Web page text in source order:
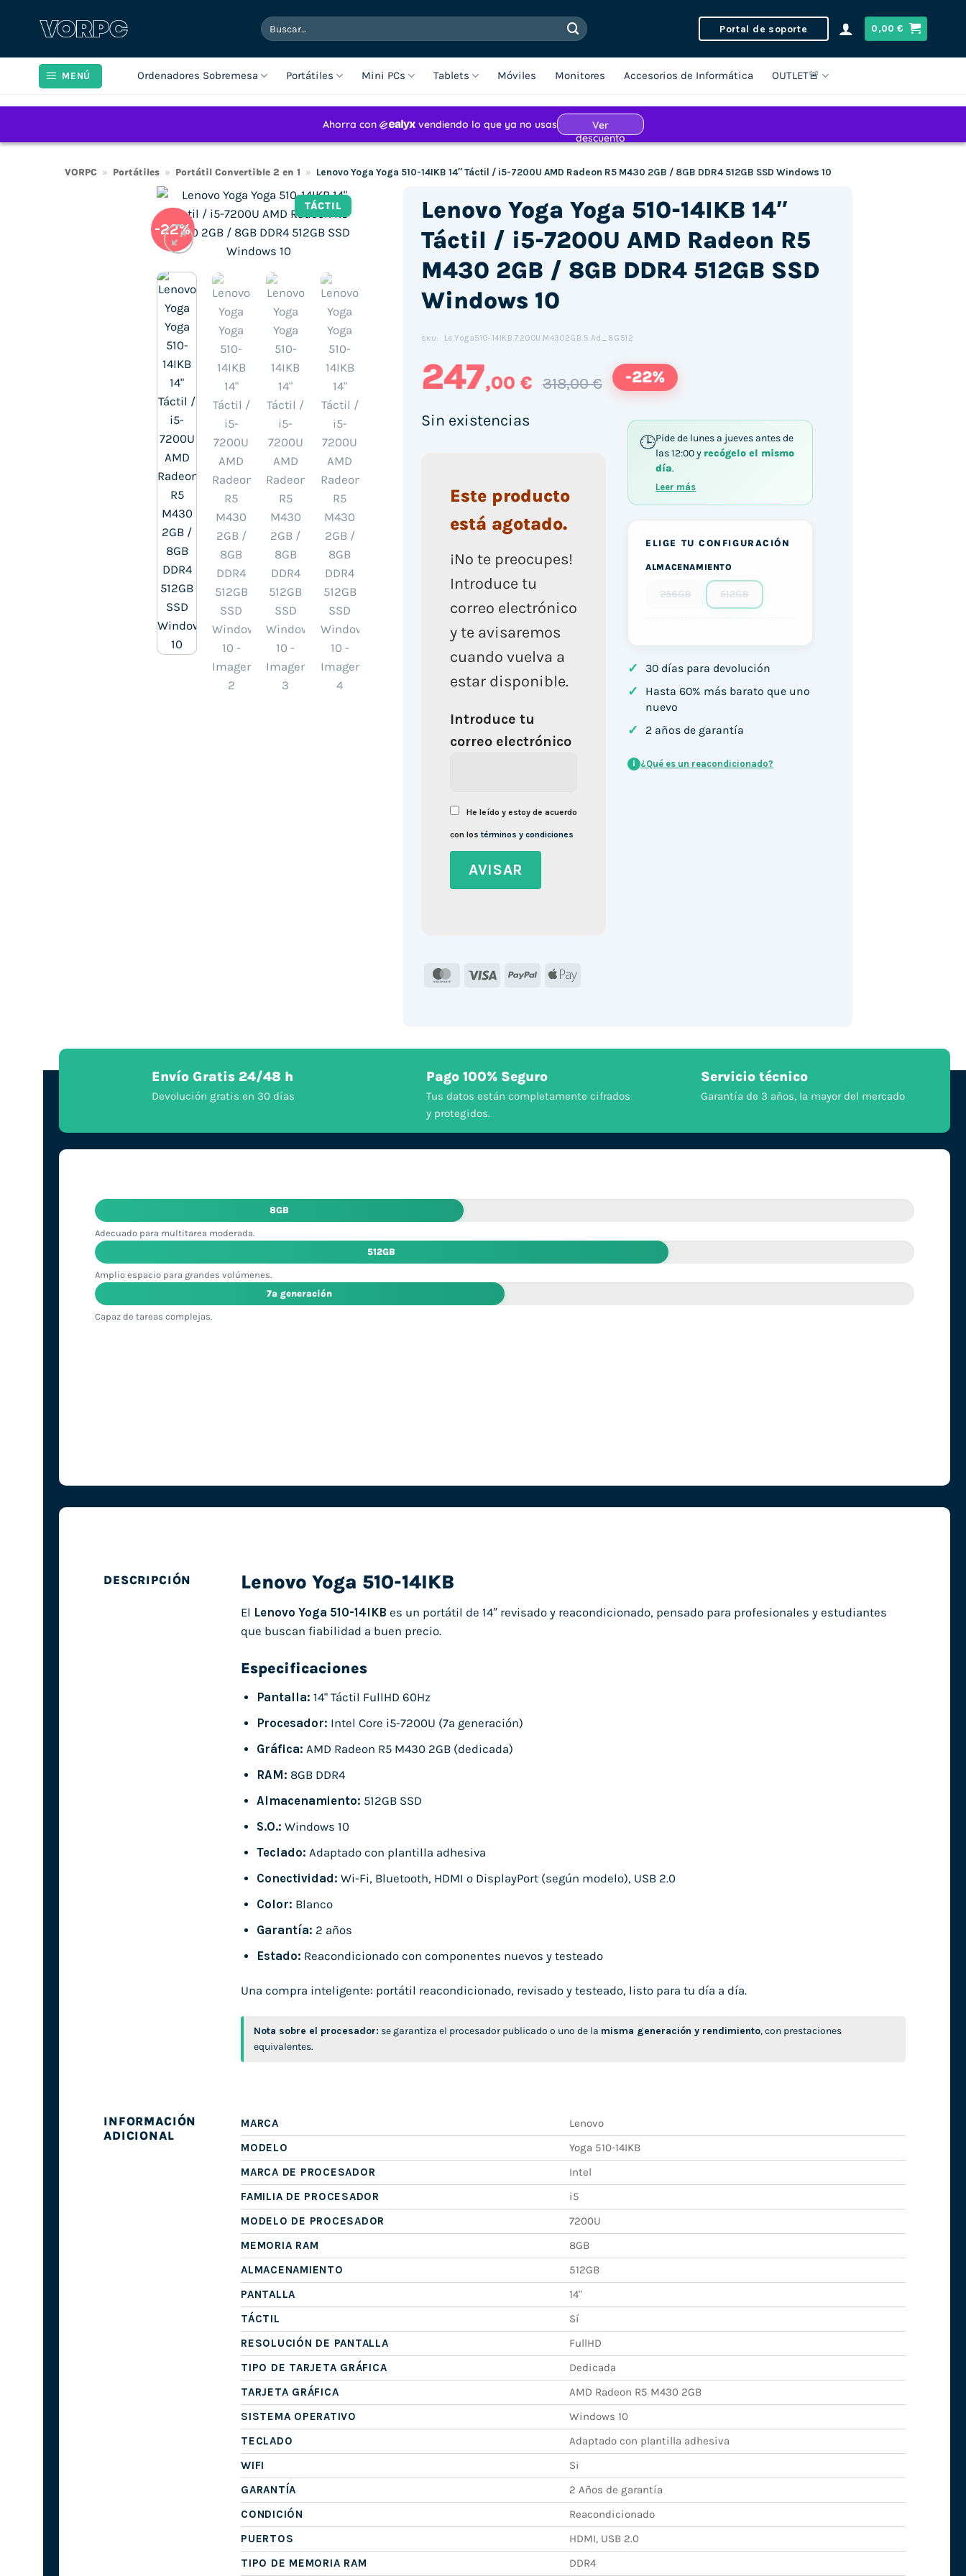
Buscar
por:
Portal de soporte 0,00€
MENÚ Ordenadores Sobremesa Portátiles Mini PCs Tablets Móviles Monitores Accesorios de Informática OUTLET🚨
VORPC » Portátiles » Portátil Convertible 2 en 1 » Lenovo Yoga Yoga 510-14IKB 14″ Táctil / i5-7200U AMD Radeon R5 M430 2GB / 8GB DDR4 512GB SSD Windows 10
TÁCTIL
-22%
Lenovo Yoga Yoga 510-14IKB 14″
Táctil / i5-7200U AMD Radeon R5
M430 2GB / 8GB DDR4 512GB SSD
Windows 10
SKU: Le.Yoga510-14IKB.7200U.M4302GB.S.Ad_8G512
247,00 € 318,00 € -22%
Sin existencias
Este producto
está agotado.
¡No te preocupes!
Introduce tu
correo electrónico
y te avisaremos
cuando vuelva a
estar disponible.
Introduce tu
correo electrónico
He leído y estoy de acuerdo
con lostérminos y condiciones
MasterCard
Visa PayPal Apple
Pide de lunes a jueves antes de
las 12:00 y recógelo el mismo
día.
Leer más
ELIGE TU CONFIGURACIÓN
ALMACENAMIENTO
256GB 512GB
✓ 30 días para devolución
✓
Hasta 60% más barato que uno
nuevo
✓ 2 años de garantía
i ¿Qué es un reacondicionado?
Envío Gratis 24/48 h
Devolución gratis en 30 días
Pago 100% Seguro
Tus datos están completamente cifrados
y protegidos.
Servicio técnico
Garantía de 3 años, la mayor del mercado
8GB
Adecuado para multitarea moderada.
512GB
Amplio espacio para grandes volúmenes.
7ª generación
Capaz de tareas complejas.
DESCRIPCIÓN Lenovo Yoga 510-14IKB
El Lenovo Yoga 510-14IKB es un portátil de 14″ revisado y reacondicionado, pensado para profesionales y estudiantes
que buscan fiabilidad a buen precio.
Especificaciones
Pantalla: 14" Táctil FullHD 60Hz
Procesador: Intel Core i5-7200U (7ª generación)
Gráfica: AMD Radeon R5 M430 2GB (dedicada)
RAM: 8GB DDR4
Almacenamiento: 512GB SSD
S.O.: Windows 10
Teclado: Adaptado con plantilla adhesiva
Conectividad: Wi-Fi, Bluetooth, HDMI o DisplayPort (según modelo), USB 2.0
Color: Blanco
Garantía: 2 años
Estado: Reacondicionado con componentes nuevos y testeado
Una compra inteligente: portátil reacondicionado, revisado y testeado, listo para tu día a día.
Nota sobre el procesador: se garantiza el procesador publicado o uno de la misma generación y rendimiento, con prestaciones
equivalentes.
INFORMACIÓN
ADICIONAL
MARCA
Lenovo
MODELO
Yoga 510-14IKB
MARCA DE PROCESADOR
Intel
FAMILIA DE PROCESADOR
i5
MODELO DE PROCESADOR
7200U
MEMORIA RAM
8GB
ALMACENAMIENTO
512GB
PANTALLA
14"
TÁCTIL
Sí
RESOLUCIÓN DE PANTALLA
FullHD
TIPO DE TARJETA GRÁFICA
Dedicada
TARJETA GRÁFICA
AMD Radeon R5 M430 2GB
SISTEMA OPERATIVO
Windows 10
TECLADO
Adaptado con plantilla adhesiva
WIFI
Si
GARANTÍA
2 Años de garantía
CONDICIÓN
Reacondicionado
PUERTOS
HDMI, USB 2.0
TIPO DE MEMORIA RAM
DDR4